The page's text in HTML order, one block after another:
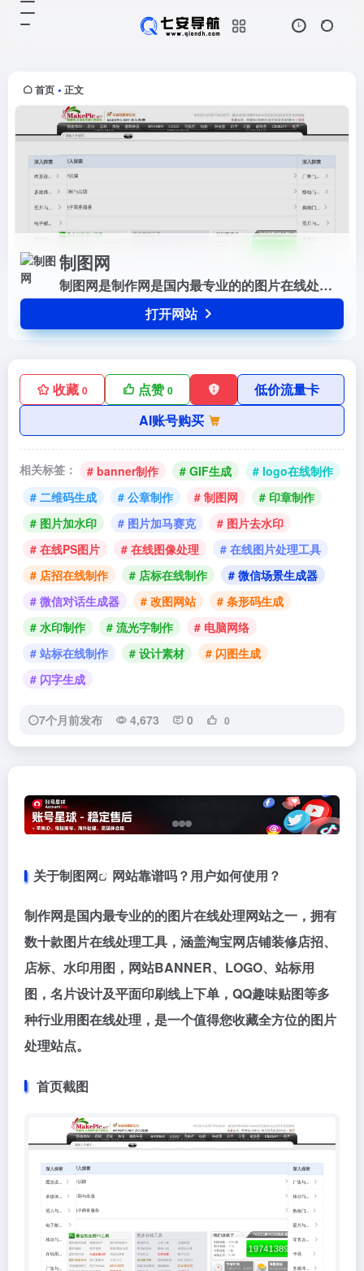
首页 • 正文
制图网
制图网是制作网是国内最专业的的图片在线处理网站之一，拥有数十款图片在线处理工具，涵盖淘宝网店铺装修店招、店标、水印用图，网站BANNER、LOGO、站标用图，名片设计及平面印刷线上下单...
打开网站
收藏 0 点赞0
低价流量卡
AI账号购买
相关标签： # banner制作 # GIF生成
# logo在线制作
# 二维码生成
# 公章制作 # 制图网
# 印章制作
# 图片加水印
# 图片加马赛克
# 图片去水印
# 在线PS图片
# 在线图像处理
# 在线图片处理工具
# 店招在线制作
# 店标在线制作
# 微信场景生成器
# 微信对话生成器
# 改图网站
# 条形码生成
# 水印制作
# 流光字制作
# 电脑网络
# 站标在线制作
# 设计素材
# 闪图生成
# 闪字生成
7个月前发布 4,673 0 0
片在线处理工具，涵盖淘宝网店铺装
修店招、店标、水印用图，网站
BANNER、LOGO、站标用图，
名...
关于制图网 网站靠谱吗？用户如何使用？
制作网是国内最专业的的图片在线处理网站之一，拥有
数十款图片在线处理工具，涵盖淘宝网店铺装修店招、
店标、水印用图，网站BANNER、LOGO、站标用
图，名片设计及平面印刷线上下单，QQ趣味贴图等多
种行业用图在线处理，是一个值得您收藏全方位的图片
处理站点。
首页截图